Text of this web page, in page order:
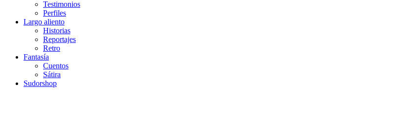
Testimonios
Perfiles
Largo aliento
Historias
Reportajes
Retro
Fantasía
Cuentos
Sátira
Sudorshop